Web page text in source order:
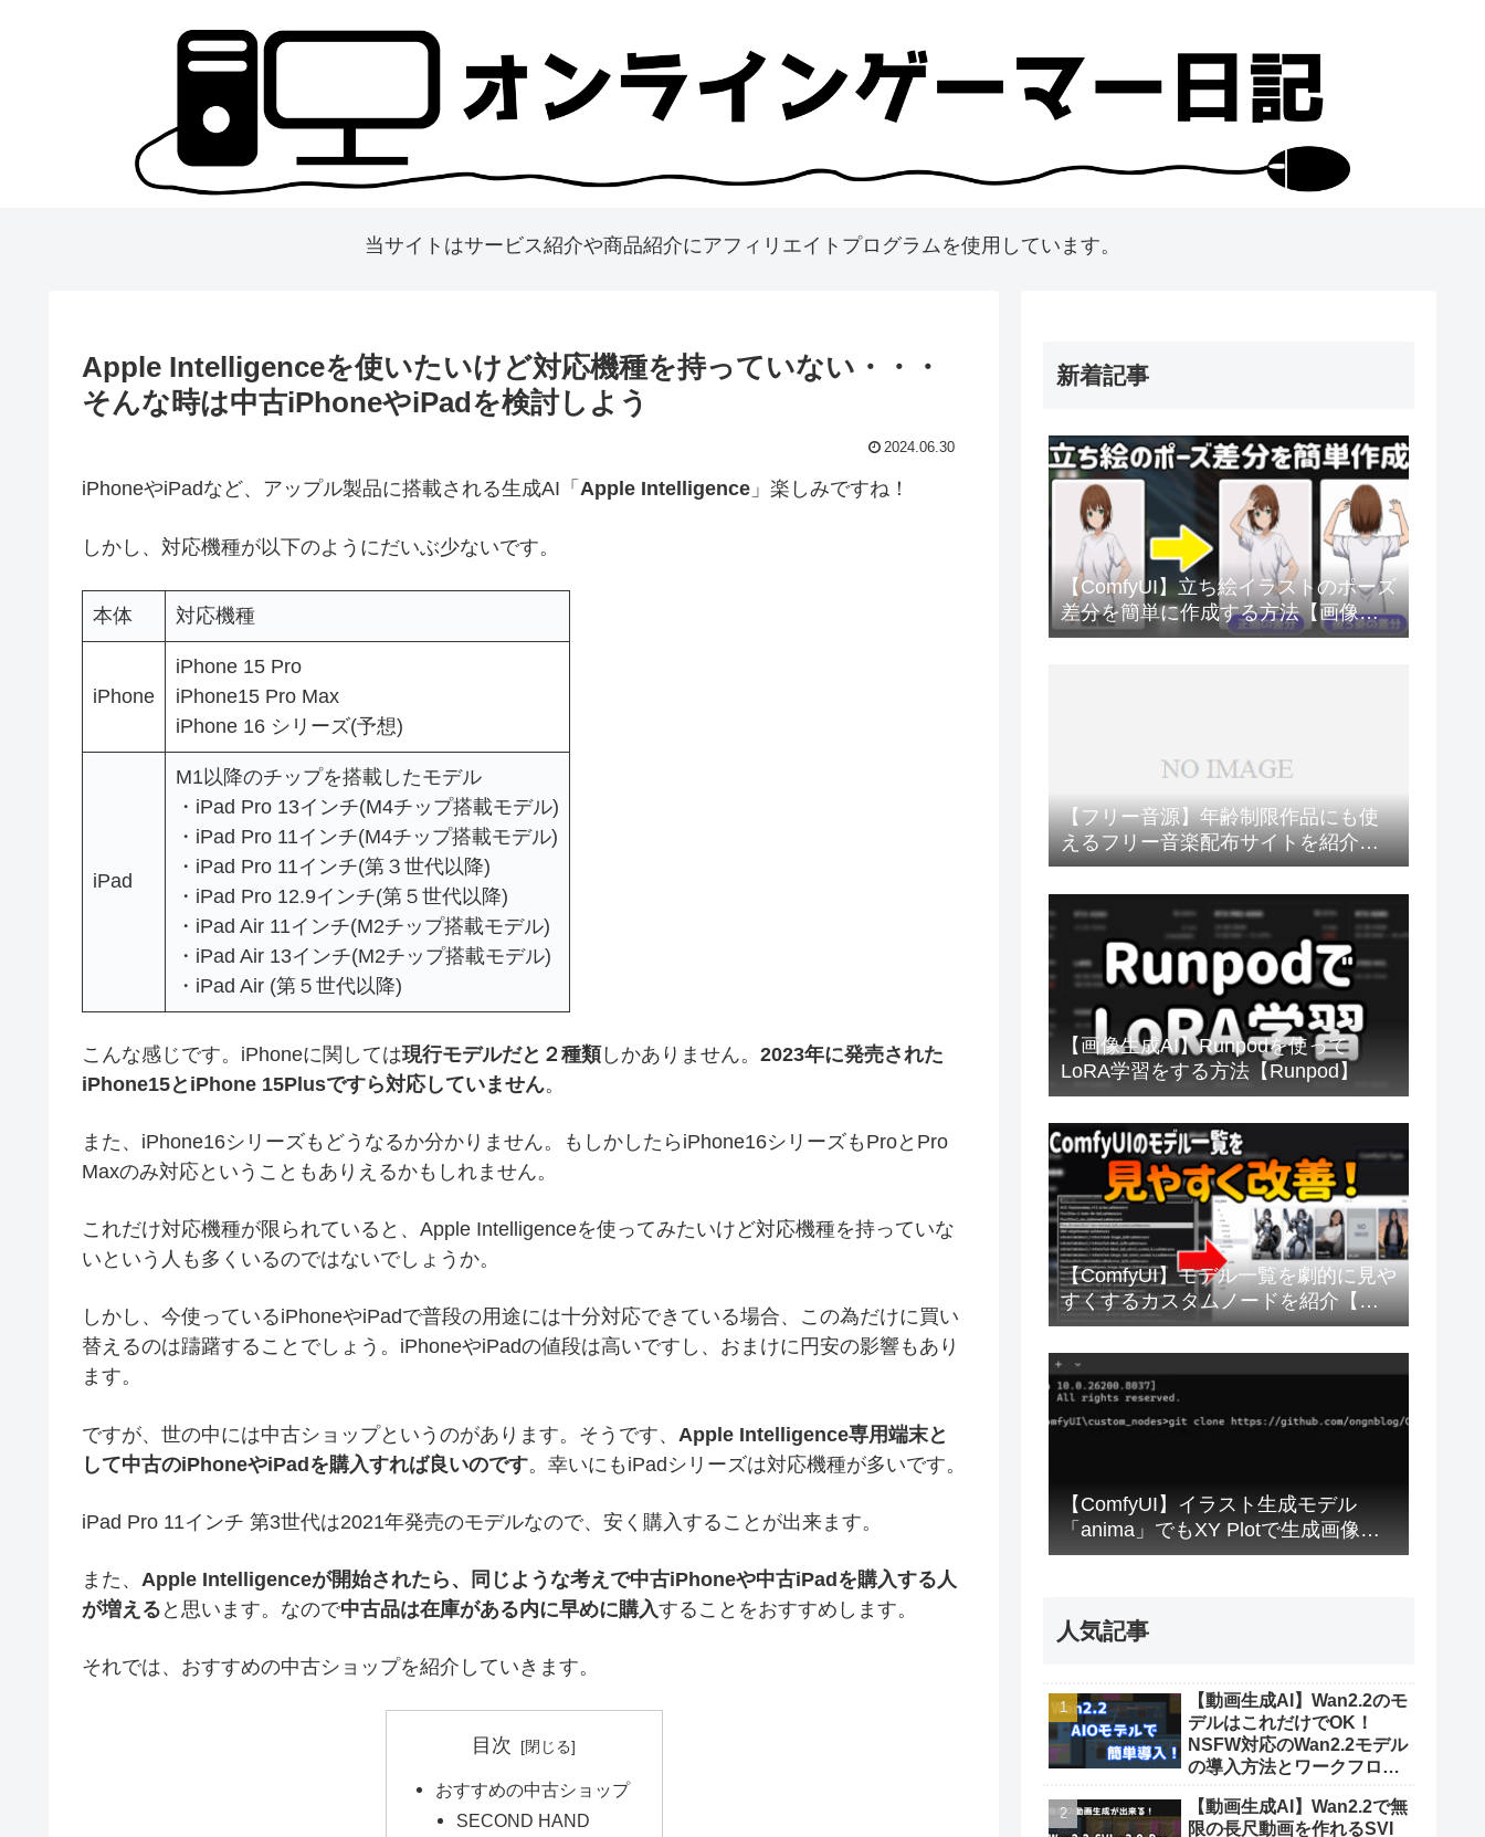
当サイトはサービス紹介や商品紹介にアフィリエイトプログラムを使用しています。
Apple Intelligenceを使いたいけど対応機種を持っていない・・・
そんな時は中古iPhoneやiPadを検討しよう
2024.06.30
iPhoneやiPadなど、アップル製品に搭載される生成AI「 Apple Intelligence 」楽しみですね！
しかし、対応機種が以下のようにだいぶ少ないです。
本体 対応機種
iPhone
iPhone 15 Pro
iPhone15 Pro Max
iPhone 16 シリーズ(予想)
iPad
M1以降のチップを搭載したモデル
・iPad Pro 13インチ(M4チップ搭載モデル)
・iPad Pro 11インチ(M4チップ搭載モデル)
・iPad Pro 11インチ(第３世代以降)
・iPad Pro 12.9インチ(第５世代以降)
・iPad Air 11インチ(M2チップ搭載モデル)
・iPad Air 13インチ(M2チップ搭載モデル)
・iPad Air (第５世代以降)
こんな感じです。iPhoneに関しては現行モデルだと２種類しかありません。 2023年に発売された
iPhone15とiPhone 15Plusですら対応していません。
また、iPhone16シリーズもどうなるか分かりません。もしかしたらiPhone16シリーズもProとPro
Maxのみ対応ということもありえるかもしれません。
これだけ対応機種が限られていると、Apple Intelligenceを使ってみたいけど対応機種を持っていな
いという人も多くいるのではないでしょうか。
しかし、今使っているiPhoneやiPadで普段の用途には十分対応できている場合、この為だけに買い
替えるのは躊躇することでしょう。iPhoneやiPadの値段は高いですし、おまけに円安の影響もあり
ます。
ですが、世の中には中古ショップというのがあります。そうです、 Apple Intelligence専用端末と
して中古のiPhoneやiPadを購入すれば良いのです。幸いにもiPadシリーズは対応機種が多いです。
iPad Pro 11インチ 第3世代は2021年発売のモデルなので、安く購入することが出来ます。
また、 Apple Intelligenceが開始されたら、同じような考えで中古iPhoneや中古iPadを購入する人
が増える と思います。なので中古品は在庫がある内に早めに購入することをおすすめします。
それでは、おすすめの中古ショップを紹介していきます。
目次
おすすめの中古ショップ
SECOND HAND
新着記事
【ComfyUI】立ち絵イラストのポーズ
差分を簡単に作成する方法【画像生
成AI】
【フリー音源】年齢制限作品にも使
えるフリー音楽配布サイトを紹介
【BGM・SE】
【画像生成AI】Runpodを使って
LoRA学習をする方法【Runpod】
【ComfyUI】モデル一覧を劇的に見や
すくするカスタムノードを紹介【画
像生成AI】
【ComfyUI】イラスト生成モデル
「anima」でもXY Plotで生成画像を
比較する方法【画像生成AI】
人気記事
【動画生成AI】Wan2.2のモ
デルはこれだけでOK！
NSFW対応のWan2.2モデル
の導入方法とワークフロー
【動画生成AI】Wan2.2で無
限の長尺動画を作れるSVI